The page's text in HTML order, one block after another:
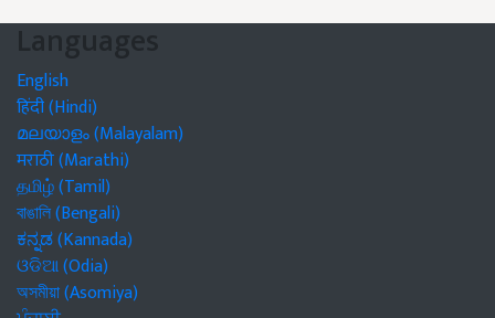
Languages
English
हिंदी (Hindi)
മലയാളം (Malayalam)
मराठी (Marathi)
தமிழ் (Tamil)
বাঙালি (Bengali)
ಕನ್ನಡ (Kannada)
ଓଡିଆ (Odia)
অসমীয়া (Asomiya)